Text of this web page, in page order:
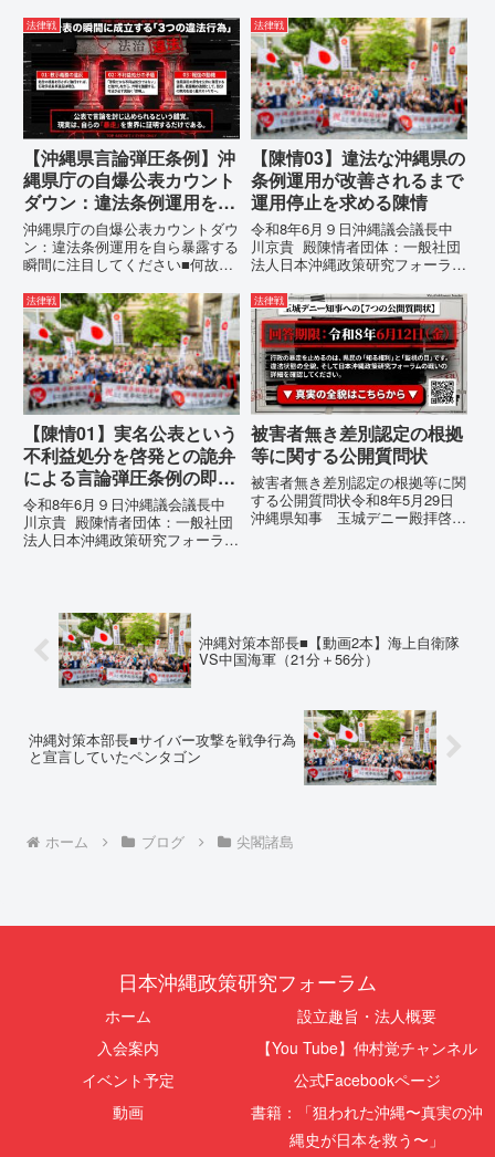
が請求した「差別認定の根拠」に
対し、県は全て非開示・存否応答
拒否を突きつけました。これは、
彼らが行政手続きの正当性を失
っ...
所：沖縄県那覇市電 話：080-
【陳情03】沖縄県におけるメデ
ィア誤報の放置および行政の不作
為に対する責任追及と再発防...
法律戦
【沖縄県言論弾圧条例】沖
縄県庁の自爆公表カウント
ダウン：違法条例運用を自
ら暴露する瞬間に注目して
ください
沖縄県庁の自爆公表カウントダウ
ン：違法条例運用を自ら暴露する
瞬間に注目してください■何故、
テルを貼りたい本当の理由「なぜ
沖縄県庁は、法を無視してまで私
を封じ込めようとするのか。」そ
の理由は明確です。県政が統治
の...
法律戦
【陳情03】違法な沖縄県の
条例運用が改善されるまで
運用停止を求める陳情
令和8年6月９日沖縄議会議長中
川京貴 殿陳情者団体：一般社団
法人日本沖縄政策研究フォーラム
所：沖縄県那覇市電 話：080-違
法な沖縄県の条例運用が改善され
るまで運用停止を求める陳情陳情
の趣旨沖縄県は、「沖縄県...
法律戦
【陳情01】実名公表という
不利益処分を啓発との詭弁
による言論弾圧条例の即時
運用停止を求める陳情
令和8年6月９日沖縄議会議長中
川京貴 殿陳情者団体：一般社団
法人日本沖縄政策研究フォーラム
を啓発との詭弁による言論弾圧条
例の即時運用停止を求める陳情
1...
法律戦
被害者無き差別認定の根拠
等に関する公開質問状
被害者無き差別認定の根拠等に関
する公開質問状令和8年5月29日
沖縄県知事 玉城デニー殿拝啓貴
沖縄対策本部長■【動画2本】海上自衛隊
VS中国海軍（21分＋56分）
沖縄対策本部長■サイバー攻撃を戦争行為
と宣言していたペンタゴン
ホーム ブログ 尖閣諸島
日本沖縄政策研究フォーラム
ホーム
設立趣旨・法人概要
入会案内
【You Tube】仲村覚チャンネル
イベント予定
公式Facebookページ
動画
書籍：「狙われた沖縄〜真実の沖
縄史が日本を救う〜」